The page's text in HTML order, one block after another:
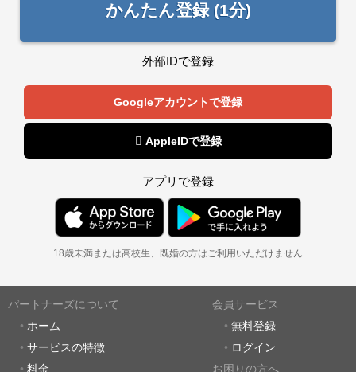
かんたん登録 (1分)
外部IDで登録
Googleアカウントで登録
 AppleIDで登録
アプリで登録
18歳未満または高校生、既婚の方はご利用いただけません
パートナーズについて
ホーム
サービスの特徴
料金
会員サービス
無料登録
ログイン
お困りの方へ